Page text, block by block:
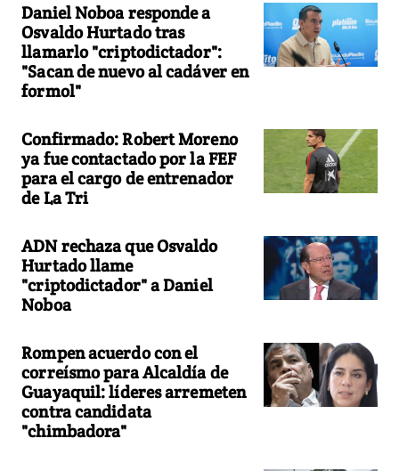
Daniel Noboa responde a
Osvaldo Hurtado tras
llamarlo "criptodictador":
"Sacan de nuevo al cadáver en
formol"
Confirmado: Robert Moreno
ya fue contactado por la FEF
para el cargo de entrenador
de La Tri
ADN rechaza que Osvaldo
Hurtado llame
"criptodictador" a Daniel
Noboa
Rompen acuerdo con el
correísmo para Alcaldía de
Guayaquil: líderes arremeten
contra candidata
"chimbadora"